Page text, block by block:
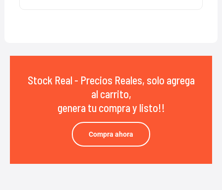
Stock Real - Precios Reales, solo agrega
al carrito,
genera tu compra y listo!!
Compra ahora